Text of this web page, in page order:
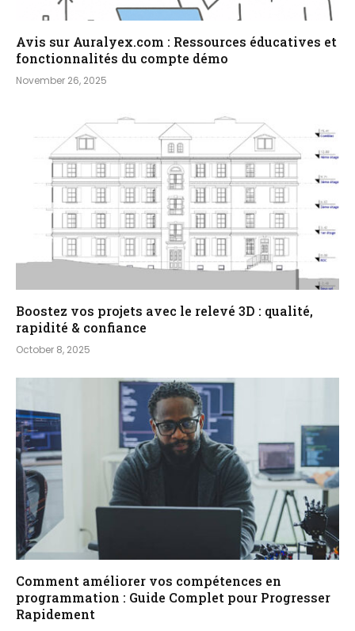
Avis sur Auralyex.com : Ressources éducatives et
fonctionnalités du compte démo
November 26, 2025
Boostez vos projets avec le relevé 3D : qualité,
rapidité & confiance
October 8, 2025
Comment améliorer vos compétences en
programmation : Guide Complet pour Progresser
Rapidement